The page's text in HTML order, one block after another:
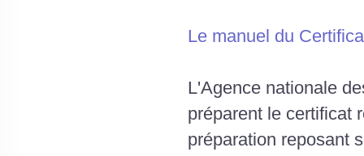
Le manuel du
L'Agence nationale
préparent le certificat
préparation reposant